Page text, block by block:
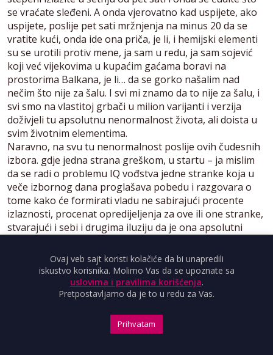
se vraćate sleđeni. A onda vjerovatno kad uspijete, ako
uspijete, poslije pet sati mržnjenja na minus 20 da se
vratite kući, onda ide ona priča, je li, i hemijski elementi
su se urotili protiv mene, ja sam u redu, ja sam sojević
koji već vijekovima u kupaćim gaćama boravi na
prostorima Balkana, je li… da se gorko našalim nad
nečim što nije za šalu. I svi mi znamo da to nije za šalu, i
svi smo na vlastitoj grbači u milion varijanti i verzija
doživjeli tu apsolutnu nenormalnost života, ali doista u
svim životnim elementima.
Naravno, na svu tu nenormalnost poslije ovih čudesnih
izbora. gdje jedna strana greškom, u startu – ja mislim
da se radi o problemu IQ vođstva jedne stranke koja u
veče izbornog dana proglašava pobedu i razgovara o
tome kako će formirati vladu ne sabirajući procente
izlaznosti, procenat opredijeljenja za ove ili one stranke,
stvarajući i sebi i drugima iluziju da je ona apsolutni
sa sastavljanjem takozvane proevropske vlade, a onda
sledećeg dana kad im dođe, da izvinite, iz guze u glavu,
onda počnu da pričaju o socijalnoj dimenziji
proevropskog puta. Drugim riječima, od onih u koje
nadu, oni počinju da se ponašaju – i to je ovaj tip izjava –
počinju da se ponašaju na šibicarski način, jednim
Ovaj veb sajt koristi kolačiće da bi unapredili
iskustvo korisnika. Molimo Vas da se upoznate sa
uslovima i pravilima korišćenja.
Pretpostavljamo da je to u redu za Vas.
Prihvatam